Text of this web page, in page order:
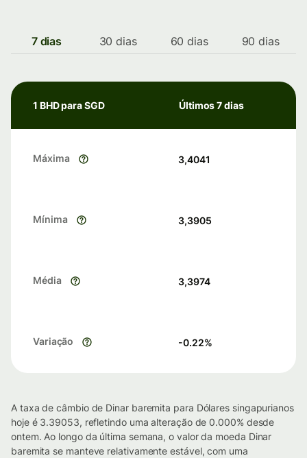
7 dias 30 dias 60 dias 90 dias
1 BHD para SGD Últimos 7 dias
Máxima 3,4041
Mínima 3,3905
Média 3,3974
Variação -0.22%
A taxa de câmbio de Dinar baremita para Dólares singapurianos
hoje é 3.39053, refletindo uma alteração de 0.000% desde
ontem. Ao longo da última semana, o valor da moeda Dinar
baremita se manteve relativamente estável, com uma